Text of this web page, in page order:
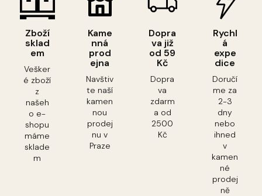
Zboží
sklad
em
Vešker
é zboží
z
našeh
o e-
shopu
máme
sklade
m
Kame
nná
prod
ejna
Navštiv
te naší
kamen
nou
prodej
nu v
Praze
Dopra
va již
od 59
Kč
Dopra
va
zdarm
a od
2500
Kč
Rychl
á
expe
dice
Doručí
me za
2-3
dny
nebo
ihned
v
kamen
né
prodej
ně